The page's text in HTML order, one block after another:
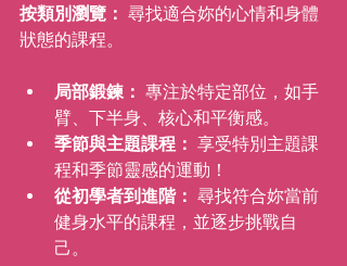
按類別瀏覽： 尋找適合妳的心情和身體
狀態的課程。
局部鍛鍊： 專注於特定部位，如手
臂、下半身、核心和平衡感。
季節與主題課程： 享受特別主題課
程和季節靈感的運動！
從初學者到進階： 尋找符合妳當前
健身水平的課程，並逐步挑戰自
己。